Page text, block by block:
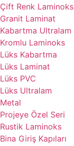
Çift Renk Laminoks
Granit Laminat
Kabartma Ultralam
Kromlu Laminoks
Lüks Kabartma
Lüks Laminat
Lüks PVC
Lüks Ultralam
Metal
Projeye Özel Seri
Rustik Laminoks
Bina Giriş Kapıları